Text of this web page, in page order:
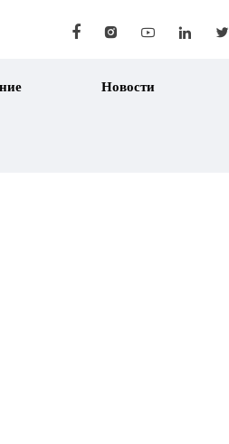
    
Новости